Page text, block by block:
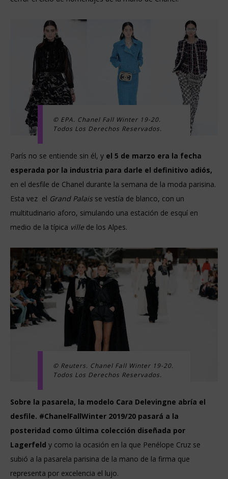
© EPA. Chanel Fall Winter 19-20.
Todos Los Derechos Reservados.
París no se entiende sin él, y el 5 de marzo era la fecha
esperada por la industria para darle el definitivo adiós,
en el desfile de Chanel durante la semana de la moda parisina.
Esta vez el Grand Palais se vestía de blanco, con un
multitudinario aforo, simulando una estación de esquí en
medio de la típica ville de los Alpes.
© Reuters. Chanel Fall Winter 19-20.
Todos Los Derechos Reservados.
Sobre la pasarela, la modelo Cara Delevingne abría el
desfile. #ChanelFallWinter 2019/20 pasará a la
posteridad como última colección diseñada por
Lagerfeld y como la ocasión en la que Penélope Cruz se
subió a la pasarela parisina de la mano de la firma que
representa por excelencia el lujo.